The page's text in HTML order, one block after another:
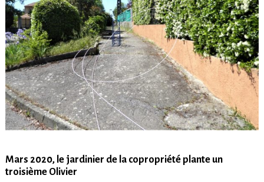
Mars 2020, le jardinier de la copropriété plante un
troisième Olivier